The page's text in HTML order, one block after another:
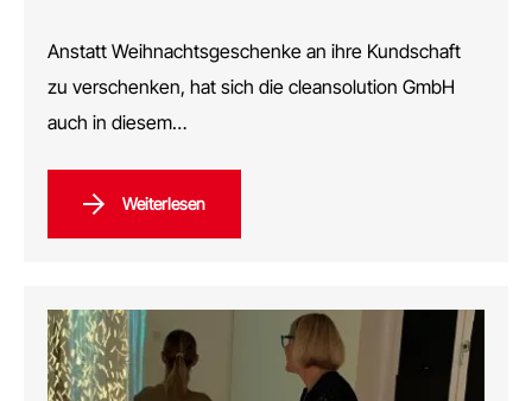
Anstatt Weihnachtsgeschenke an ihre Kundschaft
zu verschenken, hat sich die cleansolution GmbH
auch in diesem…
Weiterlesen